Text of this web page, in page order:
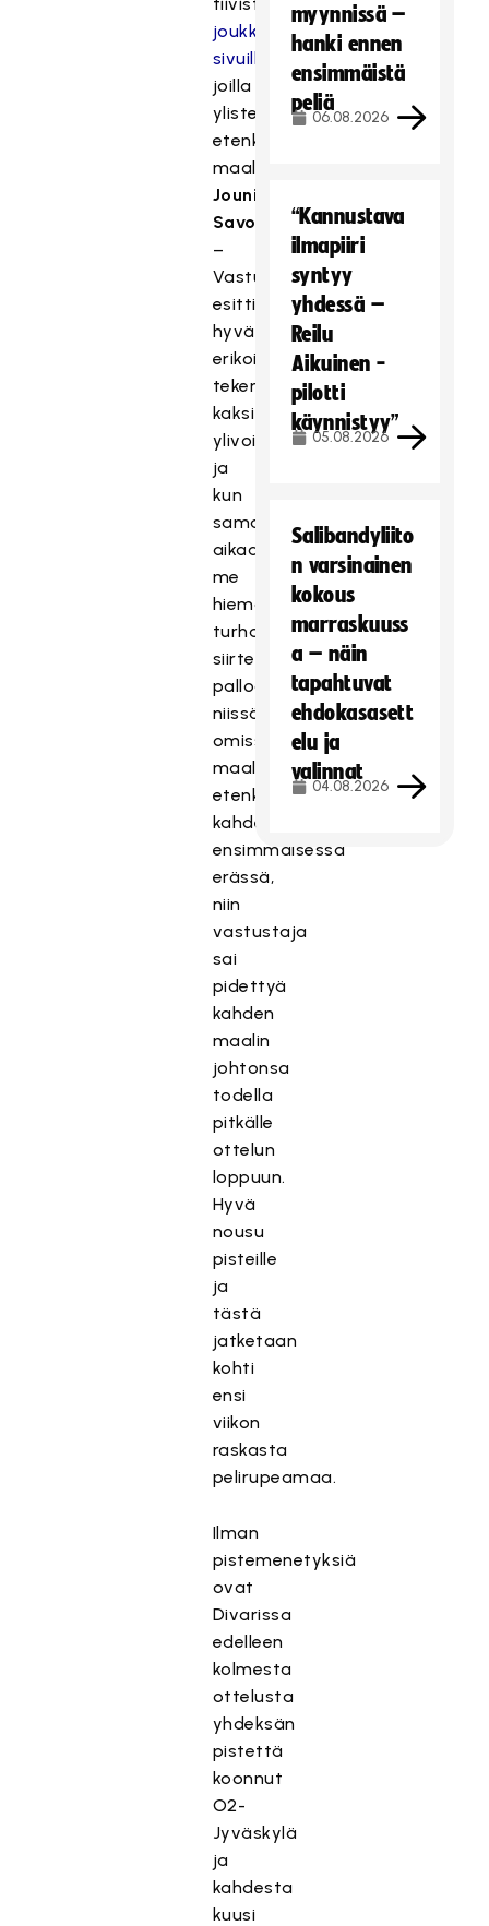
joukkueensa
sivuilla
joilla
ylistettiin
etenkin
maalivahti
Jouni
Savosta
–
Vastustaja
esitti
hyvää
erikoistilannepelaamista
tekemällä
kaksi
ylivoimamaalia
ja
kun
samaan
aikaan
me
hieman
turhaankin
siirtelimme
palloa
niissä
omissa
maalipaikoissamme
etenkin
kahdessa
ensimmäisessä
erässä,
niin
vastustaja
sai
pidettyä
kahden
maalin
johtonsa
todella
pitkälle
ottelun
loppuun.
Hyvä
nousu
pisteille
ja
tästä
jatketaan
kohti
ensi
viikon
raskasta
pelirupeamaa.
Ilman
pistemenetyksiä
ovat
Divarissa
edelleen
kolmesta
ottelusta
yhdeksän
pistettä
koonnut
O2-
Jyväskylä
ja
kahdesta
kuusi
myynnissä –
hanki ennen
ensimmäistä
peliä
06.08.2026
“Kannustava
ilmapiiri
syntyy
yhdessä –
Reilu
Aikuinen -
pilotti
käynnistyy”
05.08.2026
Salibandyliito
n varsinainen
kokous
marraskuuss
a – näin
tapahtuvat
ehdokasasett
elu ja
valinnat
04.08.2026